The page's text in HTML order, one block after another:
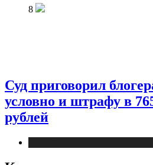
8
Суд приговорил
условно и штрафу в
рублей